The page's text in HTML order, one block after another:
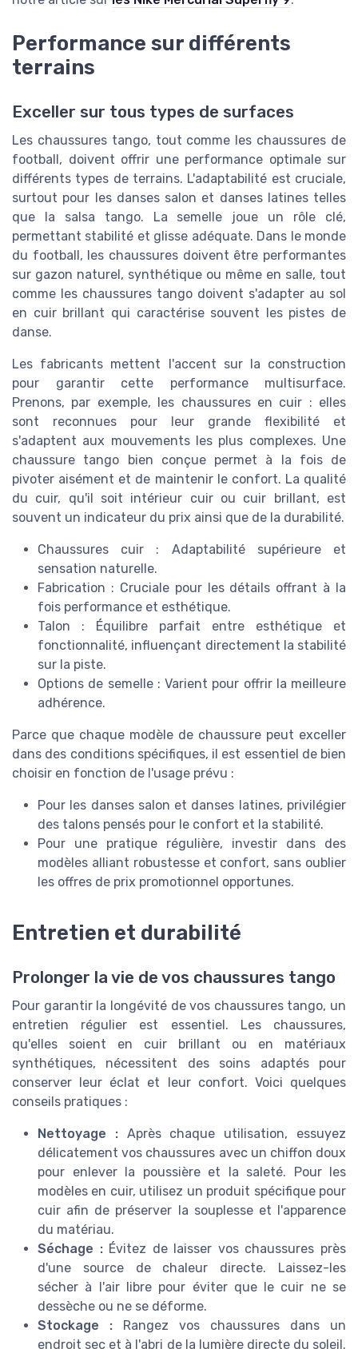
Performance sur différents
terrains
Exceller sur tous types de surfaces
Les chaussures tango, tout comme les chaussures de
football, doivent offrir une performance optimale sur
différents types de terrains. L'adaptabilité est cruciale,
surtout pour les danses salon et danses latines telles
que la salsa tango. La semelle joue un rôle clé,
permettant stabilité et glisse adéquate. Dans le monde
du football, les chaussures doivent être performantes
sur gazon naturel, synthétique ou même en salle, tout
comme les chaussures tango doivent s'adapter au sol
en cuir brillant qui caractérise souvent les pistes de
danse.
Les fabricants mettent l'accent sur la construction
pour garantir cette performance multisurface.
Prenons, par exemple, les chaussures en cuir : elles
sont reconnues pour leur grande flexibilité et
s'adaptent aux mouvements les plus complexes. Une
chaussure tango bien conçue permet à la fois de
pivoter aisément et de maintenir le confort. La qualité
du cuir, qu'il soit intérieur cuir ou cuir brillant, est
souvent un indicateur du prix ainsi que de la durabilité.
Chaussures cuir : Adaptabilité supérieure et
sensation naturelle.
Fabrication : Cruciale pour les détails offrant à la
fois performance et esthétique.
Talon : Équilibre parfait entre esthétique et
fonctionnalité, influençant directement la stabilité
sur la piste.
Options de semelle : Varient pour offrir la meilleure
adhérence.
Parce que chaque modèle de chaussure peut exceller
dans des conditions spécifiques, il est essentiel de bien
choisir en fonction de l'usage prévu :
Pour les danses salon et danses latines, privilégier
des talons pensés pour le confort et la stabilité.
Pour une pratique régulière, investir dans des
modèles alliant robustesse et confort, sans oublier
les offres de prix promotionnel opportunes.
Entretien et durabilité
Prolonger la vie de vos chaussures tango
Pour garantir la longévité de vos chaussures tango, un
entretien régulier est essentiel. Les chaussures,
qu'elles soient en cuir brillant ou en matériaux
synthétiques, nécessitent des soins adaptés pour
conserver leur éclat et leur confort. Voici quelques
conseils pratiques :
Nettoyage :Après chaque utilisation, essuyez
délicatement vos chaussures avec un chiffon doux
pour enlever la poussière et la saleté. Pour les
modèles en cuir, utilisez un produit spécifique pour
cuir afin de préserver la souplesse et l'apparence
du matériau.
Séchage :Évitez de laisser vos chaussures près
d'une source de chaleur directe. Laissez-les
sécher à l'air libre pour éviter que le cuir ne se
dessèche ou ne se déforme.
Stockage : Rangez vos chaussures dans un
endroit sec et à l'abri de la lumière directe du soleil.